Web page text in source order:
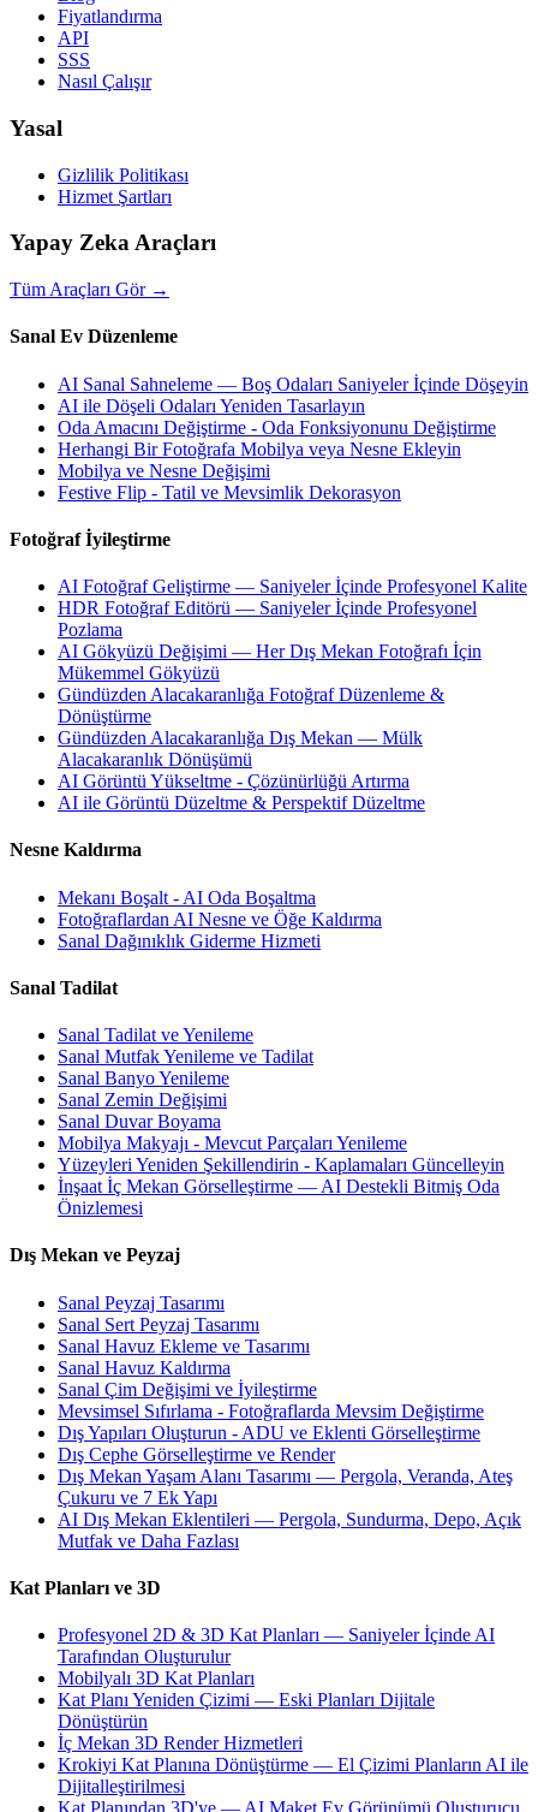
Fiyatlandırma
API
SSS
Nasıl Çalışır
Yasal
Gizlilik Politikası
Hizmet Şartları
Yapay Zeka Araçları
Tüm Araçları Gör→
Sanal Ev Düzenleme
AI Sanal Sahneleme — Boş Odaları Saniyeler İçinde Döşeyin
AI ile Döşeli Odaları Yeniden Tasarlayın
Oda Amacını Değiştirme - Oda Fonksiyonunu Değiştirme
Herhangi Bir Fotoğrafa Mobilya veya Nesne Ekleyin
Mobilya ve Nesne Değişimi
Festive Flip - Tatil ve Mevsimlik Dekorasyon
Fotoğraf İyileştirme
AI Fotoğraf Geliştirme — Saniyeler İçinde Profesyonel Kalite
HDR Fotoğraf Editörü — Saniyeler İçinde Profesyonel
Pozlama
AI Gökyüzü Değişimi — Her Dış Mekan Fotoğrafı İçin
Mükemmel Gökyüzü
Gündüzden Alacakaranlığa Fotoğraf Düzenleme &
Dönüştürme
Gündüzden Alacakaranlığa Dış Mekan — Mülk
Alacakaranlık Dönüşümü
AI Görüntü Yükseltme - Çözünürlüğü Artırma
AI ile Görüntü Düzeltme & Perspektif Düzeltme
Nesne Kaldırma
Mekanı Boşalt - AI Oda Boşaltma
Fotoğraflardan AI Nesne ve Öğe Kaldırma
Sanal Dağınıklık Giderme Hizmeti
Sanal Tadilat
Sanal Tadilat ve Yenileme
Sanal Mutfak Yenileme ve Tadilat
Sanal Banyo Yenileme
Sanal Zemin Değişimi
Sanal Duvar Boyama
Mobilya Makyajı - Mevcut Parçaları Yenileme
Yüzeyleri Yeniden Şekillendirin - Kaplamaları Güncelleyin
İnşaat İç Mekan Görselleştirme — AI Destekli Bitmiş Oda
Önizlemesi
Dış Mekan ve Peyzaj
Sanal Peyzaj Tasarımı
Sanal Sert Peyzaj Tasarımı
Sanal Havuz Ekleme ve Tasarımı
Sanal Havuz Kaldırma
Sanal Çim Değişimi ve İyileştirme
Mevsimsel Sıfırlama - Fotoğraflarda Mevsim Değiştirme
Dış Yapıları Oluşturun - ADU ve Eklenti Görselleştirme
Dış Cephe Görselleştirme ve Render
Dış Mekan Yaşam Alanı Tasarımı — Pergola, Veranda, Ateş
Çukuru ve 7 Ek Yapı
AI Dış Mekan Eklentileri — Pergola, Sundurma, Depo, Açık
Mutfak ve Daha Fazlası
Kat Planları ve 3D
Profesyonel 2D & 3D Kat Planları — Saniyeler İçinde AI
Tarafından Oluşturulur
Mobilyalı 3D Kat Planları
Kat Planı Yeniden Çizimi — Eski Planları Dijitale
Dönüştürün
İç Mekan 3D Render Hizmetleri
Krokiyi Kat Planına Dönüştürme — El Çizimi Planların AI ile
Dijitalleştirilmesi